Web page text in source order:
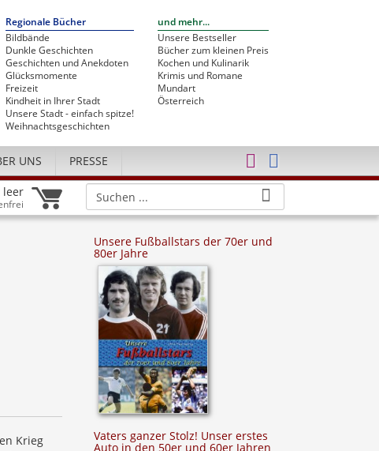
Regionale Bücher
Bildbände
Dunkle Geschichten
Geschichten und Anekdoten
Glücksmomente
Freizeit
Kindheit in Ihrer Stadt
Unsere Stadt - einfach spitze!
Weihnachtsgeschichten
und mehr...
Unsere Bestseller
Bücher zum kleinen Preis
Kochen und Kulinarik
Krimis und Romane
Mundart
Österreich
UNS PRESSE
leer
Krieg
Unsere Fußballstars der 70er und
80er Jahre
Vaters ganzer Stolz! Unser erstes
Auto in den 50er und 60er Jahren